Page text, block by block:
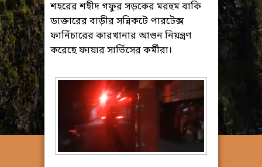
শহরের শহীদ গফুর সড়কের মরহুম বাকি
ডাক্তারের বাড়ীর সন্নিকটে পারটেক্স
ফার্নিচারের কারখানার আগুন নিয়ন্ত্রণ
করেছে ফায়ার সার্ভিসের কর্মীরা।